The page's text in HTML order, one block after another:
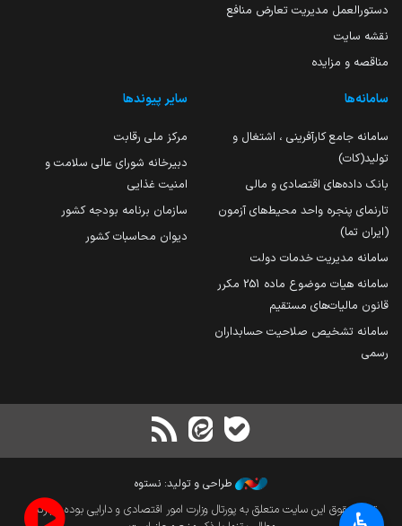
دستورالعمل مدیریت تعارض منافع
نقشه سایت
مناقصه و مزایده
سامانه‌ها
سامانه جامع کارآفرینی ، اشتغال و
تولید(کات)
بانک داده‌های اقتصادی و مالی
تارنمای پنجره واحد محیط‌های آزمون
(ایران تما)
سامانه مدیریت خدمات دولت
سامانه هیات موضوع ماده 251 مکرر
قانون مالیات‌های مستقیم
سامانه تشخیص صلاحیت حسابداران
رسمی
سایر پیوندها
مرکز ملی رقابت
دبیرخانه شورای عالی سلامت و
امنیت غذایی
سازمان برنامه بودجه کشور
دیوان محاسبات کشور
طراحی و تولید: نستوه
تمام حقوق این سایت متعلق به پورتال وزارت امور اقتصادی و دارایی بوده و بازنشر